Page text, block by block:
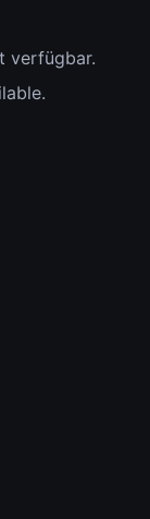
verfügbar.